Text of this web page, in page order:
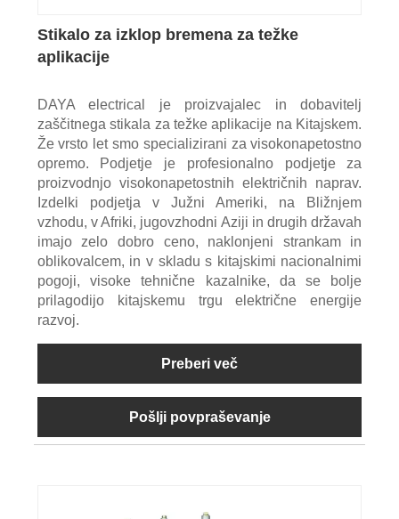
Stikalo za izklop bremena za težke
aplikacije
DAYA electrical je proizvajalec in dobavitelj
zaščitnega stikala za težke aplikacije na Kitajskem.
Že vrsto let smo specializirani za visokonapetostno
opremo. Podjetje je profesionalno podjetje za
proizvodnjo visokonapetostnih električnih naprav.
Izdelki podjetja v Južni Ameriki, na Bližnjem
vzhodu, v Afriki, jugovzhodni Aziji in drugih državah
imajo zelo dobro ceno, naklonjeni strankam in
oblikovalcem, in v skladu s kitajskimi nacionalnimi
pogoji, visoke tehnične kazalnike, da se bolje
prilagodijo kitajskemu trgu električne energije
razvoj.
Preberi več
Pošlji povpraševanje